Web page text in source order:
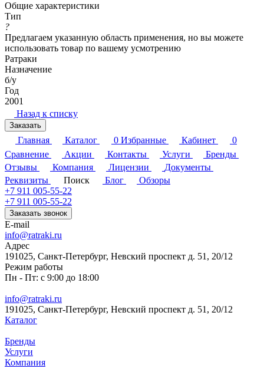
Общие характеристики
Тип
?
Предлагаем указанную область применения, но вы можете
использовать товар по вашему усмотрению
Ратраки
Назначение
б/у
Год
2001
Назад к списку
Заказать
Главная Каталог 0 Избранные Кабинет
0
Сравнение
Акции Контакты Услуги
Бренды
Отзывы
Компания Лицензии
Документы
Реквизиты
Поиск Блог
Обзоры
+7 911 005-55-22
+7 911 005-55-22
Заказать звонок
E-mail
info@ratraki.ru
Адрес
191025, Санкт-Петербург, Невский проспект д. 51, 20/12
Режим работы
Пн - Пт: с 9:00 до 18:00
info@ratraki.ru
191025, Санкт-Петербург, Невский проспект д. 51, 20/12
Каталог
Бренды
Услуги
Компания